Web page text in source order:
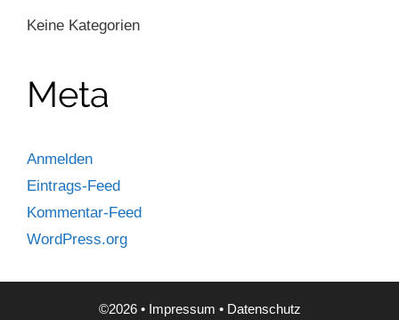
Keine Kategorien
Meta
Anmelden
Eintrags-Feed
Kommentar-Feed
WordPress.org
©2026 • Impressum • Datenschutz